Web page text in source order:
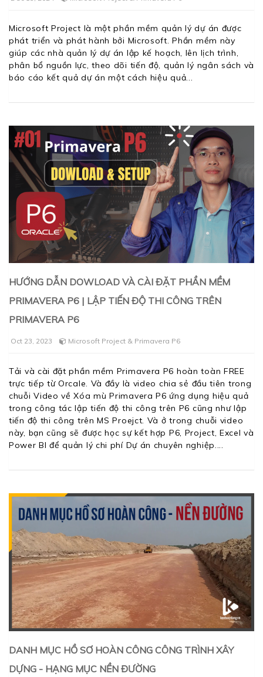
Microsoft Project là một phần mềm quản lý dự án được
phát triển và phát hành bởi Microsoft. Phần mềm này
giúp các nhà quản lý dự án lập kế hoạch, lên lịch trình,
phân bổ nguồn lực, theo dõi tiến độ, quản lý ngân sách và
báo cáo kết quả dự án một cách hiệu quả
HƯỚNG DẪN DOWLOAD VÀ CÀI ĐẶT PHẦN MỀM
PRIMAVERA P6 | LẬP TIẾN ĐỘ THI CÔNG TRÊN
PRIMAVERA P6
Oct 23, 2023 Microsoft Project & Primavera P6
Tải và cài đặt phần mềm Primavera P6 hoàn toàn FREE
trực tiếp từ Orcale. Và đầy là video chia sẻ đầu tiên trong
chuỗi Video về Xóa mù Primavera P6 ứng dụng hiệu quả
trong công tác lập tiến độ thi công trên P6 cũng như lập
tiến độ thi công trên MS Proejct. Và ở trong chuỗi video
này, bạn cũng sẽ được học sự kết hợp P6, Project, Excel và
Power BI để quản lý chi phí Dự án chuyên nghiệp.
DANH MỤC HỒ SƠ HOÀN CÔNG CÔNG TRÌNH XÂY
DỰNG - HẠNG MỤC NỀN ĐƯỜNG